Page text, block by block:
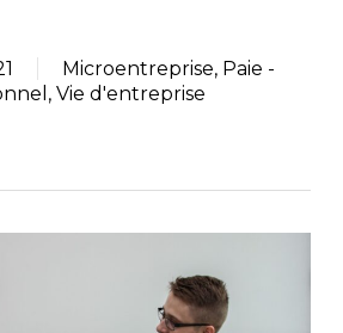
Microentreprise, Paie -
, Vie d'entreprise